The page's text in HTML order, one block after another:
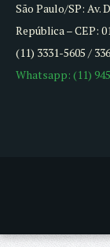
São Paulo/SP: Av.
República – CEP:
(11) 3331-5605 /
Whatsapp: (11)